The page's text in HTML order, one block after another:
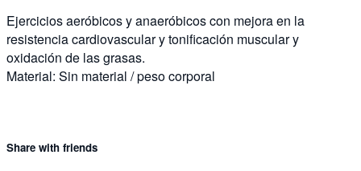
Ejercicios aeróbicos y anaeróbicos con mejora en la
resistencia cardiovascular y tonificación muscular y
oxidación de las grasas.
Material: Sin material / peso corporal
Share with friends